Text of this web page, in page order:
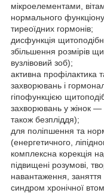
мікроелементами,
нормального
тиреоїдних гормонів;
дисфункція
збільшення розмірів
вузлівовий зоб);
активна профілактика
захворювань і
гіпофункцією
захворювань у жінок —
також безпліддя);
для поліпшення та
(енергетичного,
комплексна корекція
підвищені розумові,
навантаження,
синдром хронічної